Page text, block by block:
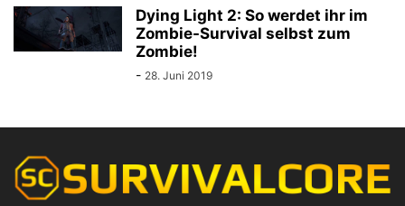
Dying Light 2: So werdet ihr im
Zombie-Survival selbst zum
Zombie!
- 28. Juni 2019